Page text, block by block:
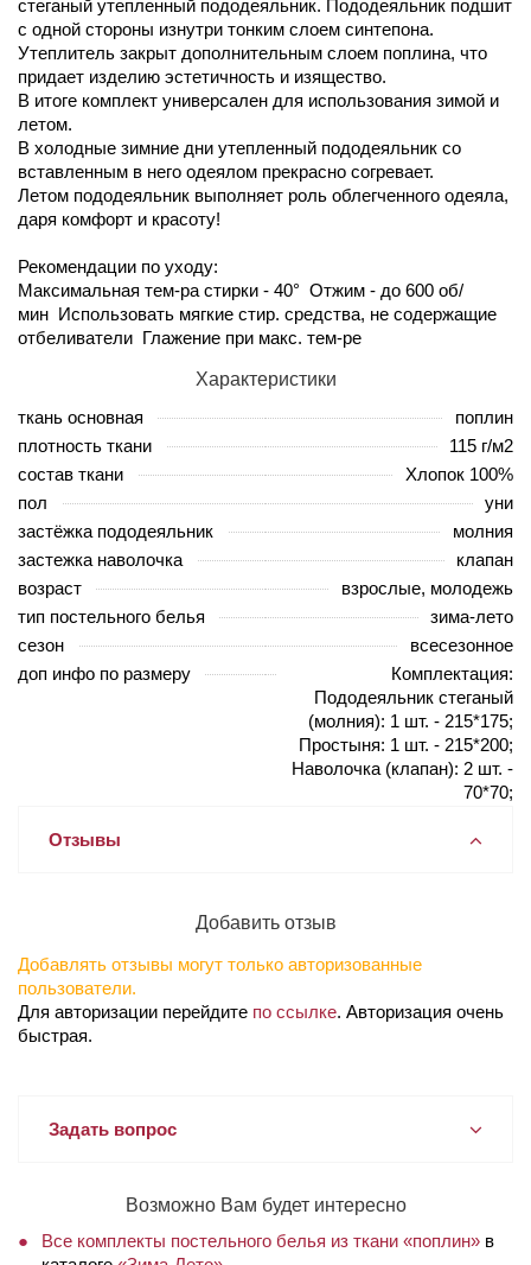
стеганый утепленный пододеяльник. Пододеяльник подшит
с одной стороны изнутри тонким слоем синтепона.
Утеплитель закрыт дополнительным слоем поплина, что
придает изделию эстетичность и изящество.
В итоге комплект универсален для использования зимой и
летом.
В холодные зимние дни утепленный пододеяльник со
вставленным в него одеялом прекрасно согревает.
Летом пододеяльник выполняет роль облегченного одеяла,
даря комфорт и красоту!
Рекомендации по уходу:
Максимальная тем-ра стирки - 40° Отжим - до 600 об/
мин Использовать мягкие стир. средства, не содержащие
отбеливатели Глажение при макс. тем-ре
Характеристики
ткань основная
поплин
плотность ткани
115 г/м2
состав ткани
Хлопок 100%
пол
уни
застёжка пододеяльник
молния
застежка наволочка
клапан
возраст
взрослые, молодежь
тип постельного белья
зима-лето
сезон
всесезонное
доп инфо по размеру
Комплектация:
Пододеяльник стеганый
(молния): 1 шт. - 215*175;
Простыня: 1 шт. - 215*200;
Наволочка (клапан): 2 шт. -
70*70;
Отзывы
Добавить отзыв
Добавлять отзывы могут только авторизованные
пользователи.
Для авторизации перейдите по ссылке. Авторизация очень
быстрая.
Задать вопрос
Возможно Вам будет интересно
Все комплекты постельного белья из ткани «поплин» в